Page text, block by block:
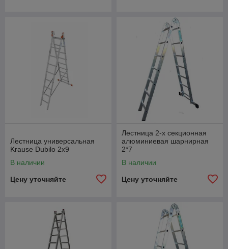
Лестница универсальная
Krause Dubilo 2х9
В наличии
Цену уточняйте
Лестница 2-х секционная
алюминиевая шарнирная
2*7
В наличии
Цену уточняйте